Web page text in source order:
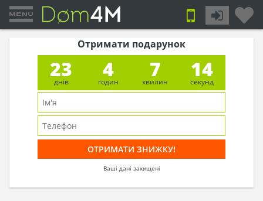
Отримати подарунок
23
днів
4
годин
7
хвилин
14
секунд
Ваші дані захищені